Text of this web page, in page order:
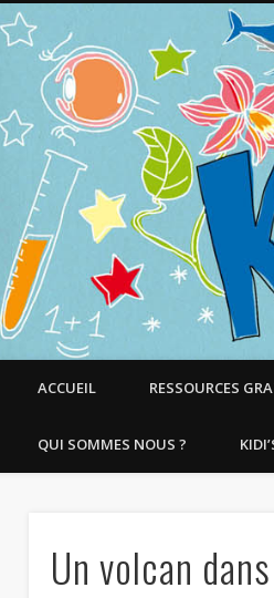
Faire aimer les Sciences aux Enfants !
ACCUEIL RESSOURCES
QUI SOMMES NOUS ?
Un volcan